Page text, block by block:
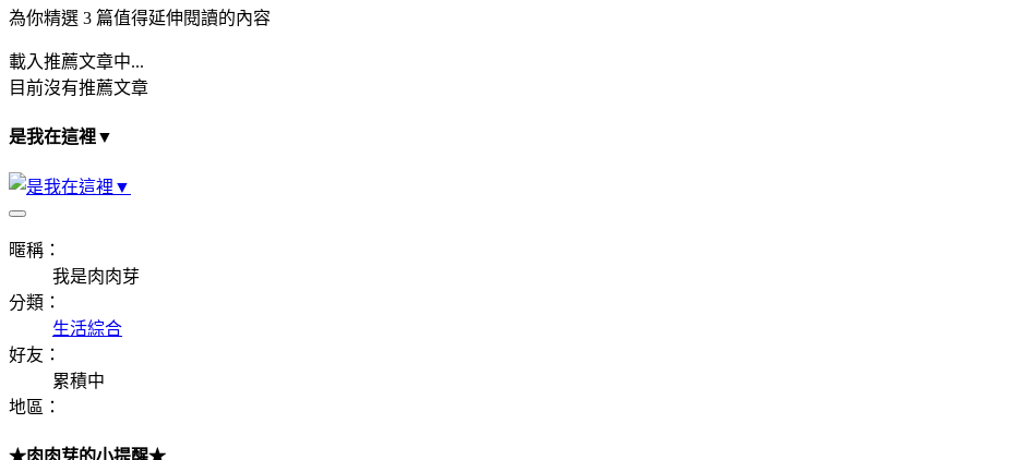
為你精選 3 篇值得延伸閱讀的內容
載入推薦文章中...
目前沒有推薦文章
是我在這裡▼
暱稱：
我是肉肉芽
分類：
生活綜合
好友：
累積中
地區：
★肉肉芽的小提醒★